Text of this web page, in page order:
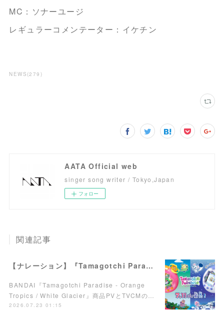
MC：ソナーユージ
レギュラーコメンテーター：イケチン
NEWS (279 )
AATA Official web
singer song writer / Tokyo,Japan
フォロー
関連記事
【ナレーション】『Tamagotchi Paradise - Orange Tropics / White Glacier』商品PV／TVCM
BANDAI『Tamagotchi Paradise - Orange
Tropics / White Glacier』商品PVとTVCMの…
2026.07.23 01:15